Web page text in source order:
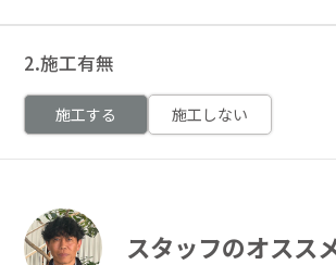
2.施工有無
施工する 施工しない
スタッフのオスス